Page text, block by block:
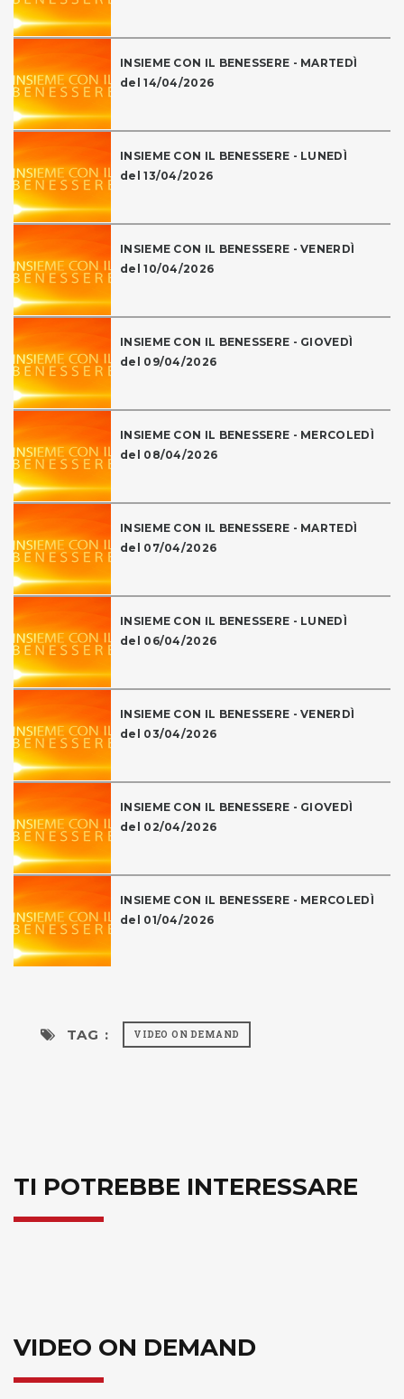
INSIEME CON IL BENESSERE - MARTEDÌ
del 14/04/2026
INSIEME CON IL BENESSERE - LUNEDÌ
del 13/04/2026
INSIEME CON IL BENESSERE - VENERDÌ
del 10/04/2026
INSIEME CON IL BENESSERE - GIOVEDÌ
del 09/04/2026
INSIEME CON IL BENESSERE - MERCOLEDÌ
del 08/04/2026
INSIEME CON IL BENESSERE - MARTEDÌ
del 07/04/2026
INSIEME CON IL BENESSERE - LUNEDÌ
del 06/04/2026
INSIEME CON IL BENESSERE - VENERDÌ
del 03/04/2026
INSIEME CON IL BENESSERE - GIOVEDÌ
del 02/04/2026
INSIEME CON IL BENESSERE - MERCOLEDÌ
del 01/04/2026
TAG : VIDEO ON DEMAND
TI POTREBBE INTERESSARE
VIDEO ON DEMAND